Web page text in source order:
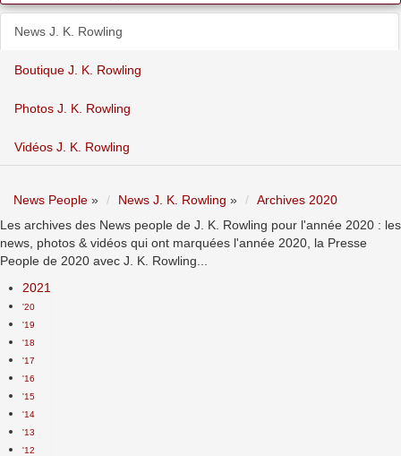
News J. K. Rowling
Boutique J. K. Rowling
Photos J. K. Rowling
Vidéos J. K. Rowling
News People » News J. K. Rowling »
Archives 2020
Les archives des News people de J. K. Rowling pour l'année 2020 : les
news, photos & vidéos qui ont marquées l'année 2020, la Presse
People de 2020 avec J. K. Rowling...
2021
'20
'19
'18
'17
'16
'15
'14
'13
'12